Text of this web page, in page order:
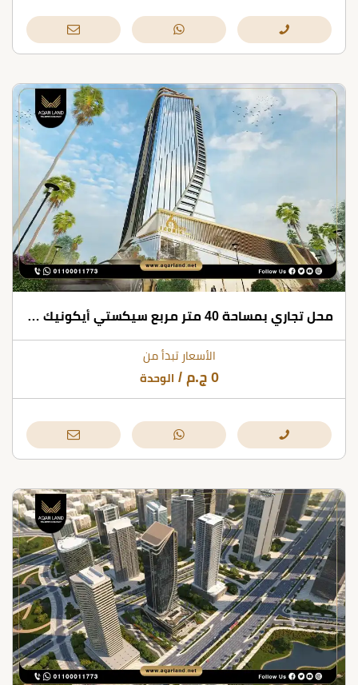
محل تجاري بمساحة 40 متر مربع سيكستي أيكونيك تاور العاصمة الإدارية
الأسعار تبدأ من
0 ج.م / الوحدة